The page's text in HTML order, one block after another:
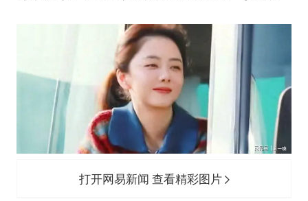
网传《披荆斩棘2026》名单
打开网易新闻 查看精彩图片